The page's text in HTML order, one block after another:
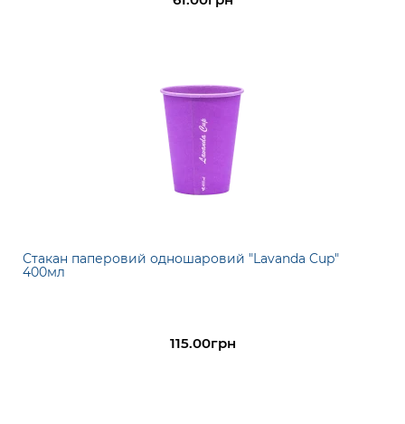
Стакан паперовий одношаровий "Lavanda Cup"
400мл
115.00грн